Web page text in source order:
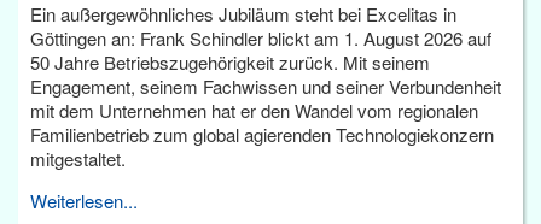
Ein außergewöhnliches Jubiläum steht bei Excelitas in
Göttingen an: Frank Schindler blickt am 1. August 2026 auf
50 Jahre Betriebszugehörigkeit zurück. Mit seinem
Engagement, seinem Fachwissen und seiner Verbundenheit
mit dem Unternehmen hat er den Wandel vom regionalen
Familienbetrieb zum global agierenden Technologiekonzern
mitgestaltet.
Weiterlesen...